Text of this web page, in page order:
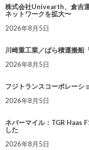
株式会社Univearth、倉吉
ネットワークを拡大〜
2026年8月5日
川崎重工業／ばら積運搬船
2026年8月5日
フジトランスコーポレーシ
2026年8月5日
ネバーマイル：TGR Haas
した
2026年8月5日